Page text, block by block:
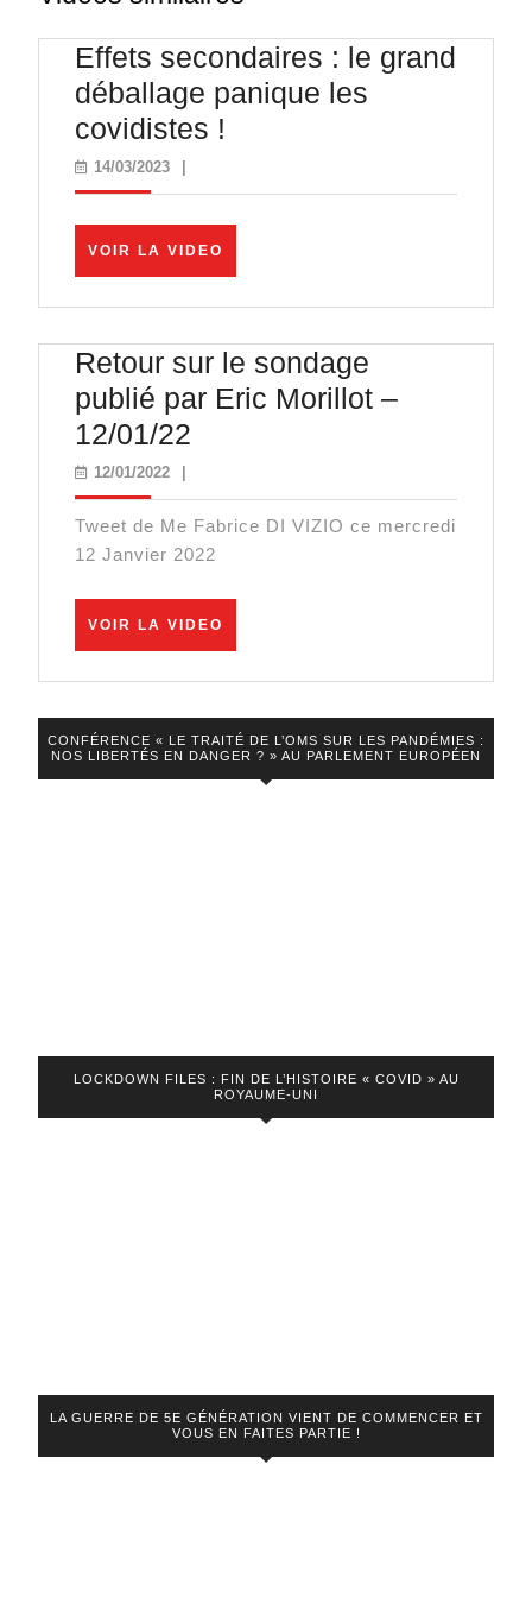
Effets secondaires : le grand
déballage panique les
covidistes !
:
le
grand
déballage
panique
les
covidistes
14/03/202314/03/2023
VOIR LA VIDEO
Retour sur le sondage
publié par Eric Morillot –
12/01/22
le
sondage
par
Eric
Morillot
–
12/01/22
12/01/202212/01/2022
Tweet de Me Fabrice DI VIZIO ce mercredi
12 Janvier 2022
VOIR LA VIDEO
CONFÉRENCE « LE TRAITÉ DE L’OMS SUR LES PANDÉMIES :
NOS LIBERTÉS EN DANGER ? » AU PARLEMENT EUROPÉEN
LOCKDOWN FILES : FIN DE L’HISTOIRE « COVID » AU
ROYAUME-UNI
LA GUERRE DE 5E GÉNÉRATION VIENT DE COMMENCER ET
VOUS EN FAITES PARTIE !